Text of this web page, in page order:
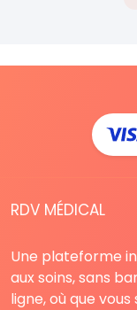
RDV MÉDICAL
Une plateforme
aux soins, sans
ligne, où que vous